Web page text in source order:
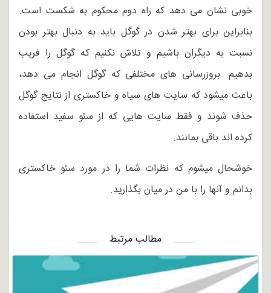
خوبی نشان می دهد که راه دوم محکوم به شکست است.
بنابراین برای بهتر شدن در گوگل باید به دنبال بهتر بودن
نسبت به دیگران باشیم و تلاش نکنیم که گوگل را فریب
بدهیم. بروزرسانی های مختلفی که گوگل انجام می دهد،
باعث میشود که سایت های سیاه و خاکستری از نتایج گوگل
حذف شوند و فقط سایت هایی که از سئو سفید استفاده
کرده اند باقی بمانند.
خوشحال میشوم که نظرات شما را در مورد سئو خاکستری
بدانم و آنها را با من در میان بگذارید.
مطالب مرتبط